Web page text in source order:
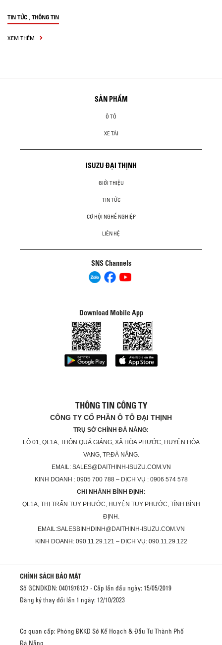
TIN TỨC , THÔNG TIN
XEM THÊM
SẢN PHẨM
Ô TÔ
XE TẢI
ISUZU ĐẠI THỊNH
GIỚI THIỆU
TIN TỨC
CƠ HỘI NGHỀ NGHIỆP
LIÊN HỆ
SNS Channels
Download Mobile App
THÔNG TIN CÔNG TY
CÔNG TY CỔ PHẦN Ô TÔ ĐẠI THỊNH
TRỤ SỞ CHÍNH ĐÀ NẴNG:
LÔ 01, QL1A, THÔN QUÁ GIÁNG, XÃ HÒA PHƯỚC, HUYỆN HÒA
VANG, TP.ĐÀ NẴNG.
EMAIL: SALES@DAITHINH-ISUZU.COM.VN
KINH DOANH : 0905 700 788 – DỊCH VỤ : 0906 574 578
CHI NHÁNH BÌNH ĐỊNH:
QL1A, THỊ TRẤN TUY PHƯỚC, HUYỆN TUY PHƯỚC, TỈNH BÌNH
ĐỊNH.
EMAIL:SALESBINHDINH@DAITHINH-ISUZU.COM.VN
KINH DOANH: 090.11.29.121 – DỊCH VỤ: 090.11.29.122
CHÍNH SÁCH BẢO MẬT
Số GCNDKDN: 0401976127 - Cấp lần đầu ngày: 15/05/2019
Đăng ký thay đổi lần 1 ngày: 12/10/2023
Cơ quan cấp: Phòng ĐKKD Sở Kế Hoạch & Đầu Tư Thành Phố
Đà Nẵng